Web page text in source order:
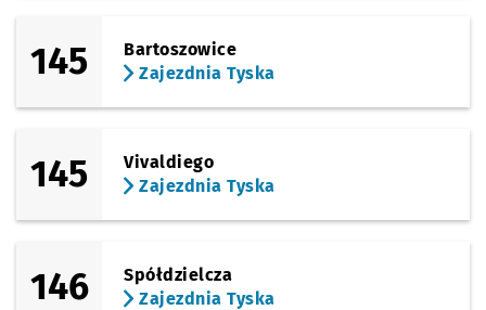
145
Bartoszowice
Zajezdnia Tyska
145
Vivaldiego
Zajezdnia Tyska
146
Spółdzielcza
Zajezdnia Tyska